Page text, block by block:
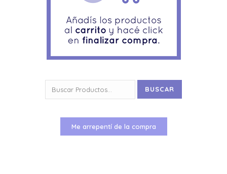
por:
BUSCAR
Me arrepentí de la compra